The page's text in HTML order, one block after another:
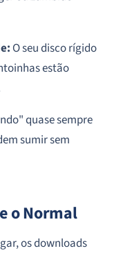
O seu disco rígido
estão
quase sempre
sumir sem
o Normal
os downloads